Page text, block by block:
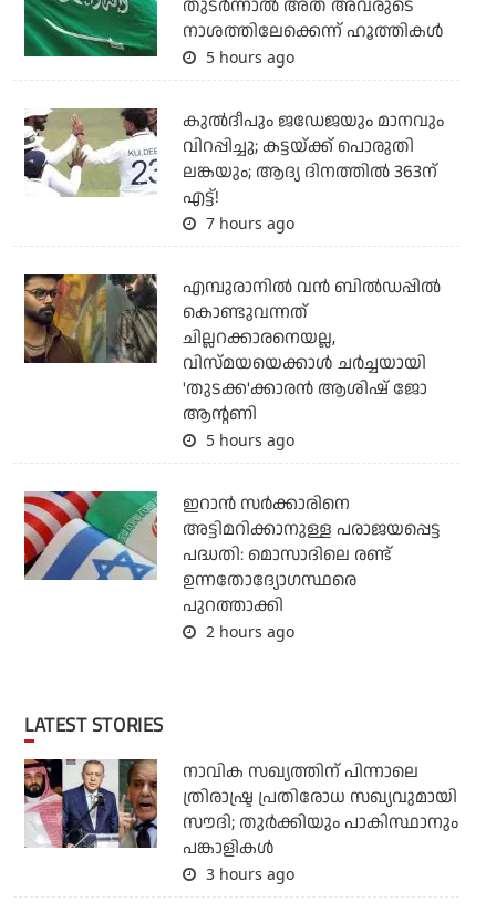
തുടര്‍ന്നാല്‍ അത് അവരുടെ
നാശത്തിലേക്കെന്ന് ഹൂത്തികള്‍
5 hours ago
കുല്‍ദീപും ജഡേജയും മാനവും
വിറപ്പിച്ചു; കട്ടയ്ക്ക് പൊരുതി
ലങ്കയും; ആദ്യ ദിനത്തില്‍ 363ന്
എട്ട്!
7 hours ago
എമ്പുരാനില്‍ വന്‍ ബില്‍ഡപ്പില്‍
കൊണ്ടുവന്നത്
ചില്ലറക്കാരനെയല്ല,
വിസ്മയയെക്കാള്‍ ചര്‍ച്ചയായി
'തുടക്ക'ക്കാരന്‍ ആശിഷ് ജോ
ആന്റണി
5 hours ago
ഇറാന്‍ സര്‍ക്കാരിനെ
അട്ടിമറിക്കാനുള്ള പരാജയപ്പെട്ട
പദ്ധതി: മൊസാദിലെ രണ്ട്
ഉന്നതോദ്യോഗസ്ഥരെ
പുറത്താക്കി
2 hours ago
LATEST STORIES
നാവിക സഖ്യത്തിന് പിന്നാലെ
ത്രിരാഷ്ട്ര പ്രതിരോധ സഖ്യവുമായി
സൗദി; തുര്‍ക്കിയും പാകിസ്ഥാനും
പങ്കാളികള്‍
3 hours ago